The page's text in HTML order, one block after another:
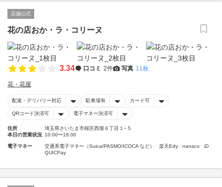
店舗公式
花の店おか・ラ・コリーヌ
3.34 口コミ 2件 写真 11枚
花・花屋
配達・デリバリー対応 駐車場有 カード可
QRコード決済可 電子マネー決済可
住所
埼玉県さいたま市桜区西堀６丁目１−５
本日の営業状況 10:00〜18:00
電子マネー 交通系電子マネー（Suica/PASMO/ICOCA など） 楽天Edy nanaco
iD
QUICPay